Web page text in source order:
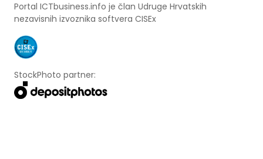
Portal ICTbusiness.info je član Udruge Hrvatskih
nezavisnih izvoznika softvera CISEx
StockPhoto partner: